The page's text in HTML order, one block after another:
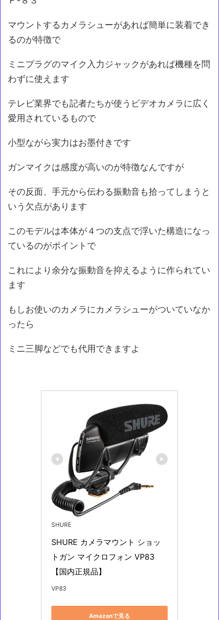
マウントするカメラシューがあれば簡単に装着でき
るのが特徴で
ミニプラグのマイク入力ジャックがあれば機種を問
わずに使えます
テレビ業界でも記者たちが使うビデオカメラに広く
愛用されているもので
小型ながら実力はお墨付きです
ガンマイクは感度が高いのが特徴なんですが
その反面、手元から伝わる振動音も拾ってしまうと
いう欠点があります
このモデルは本体が４つの支点で浮いた構造になっ
ているのがポイントで
これにより余分な振動音を抑えるように作られてい
ます
もしお使いのカメラにカメラシューがついていなか
ったら
ミニ三脚などでも代用できますよ
SHURE
SHURE カメラマウント ショッ
トガン マイクロフォン VP83
【国内正規品】
VP83
Amazonで見る